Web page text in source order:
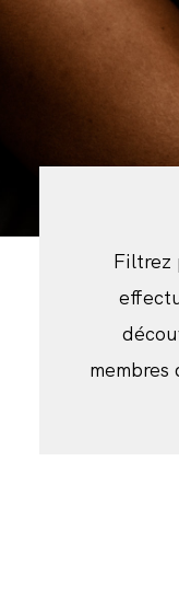
Filtrez
membres